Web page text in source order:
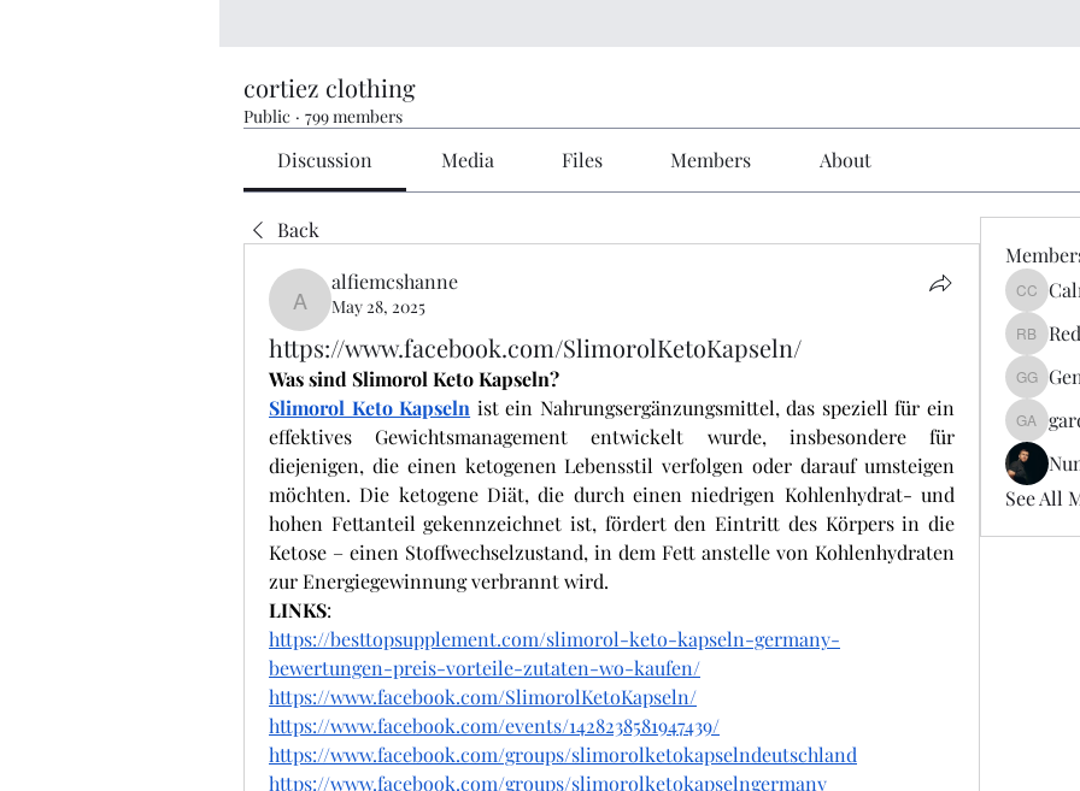
cortiez clothing
Public · 799 members
Discussion Media Files Members About
Back
alfiemcshanne
alfiemcshanne
May 28, 2025
https://www.facebook.com/SlimorolKetoKapseln/
Was sind Slimorol Keto Kapseln?
Slimorol Keto Kapseln ist ein Nahrungsergänzungsmittel, das speziell für ein
effektives Gewichtsmanagement entwickelt wurde, insbesondere für
diejenigen, die einen ketogenen Lebensstil verfolgen oder darauf umsteigen
möchten. Die ketogene Diät, die durch einen niedrigen Kohlenhydrat- und
hohen Fettanteil gekennzeichnet ist, fördert den Eintritt des Körpers in die
Ketose – einen Stoffwechselzustand, in dem Fett anstelle von Kohlenhydraten
zur Energiegewinnung verbrannt wird.
LINKS:
https://besttopsupplement.com/slimorol-keto-kapseln-germany-
bewertungen-preis-vorteile-zutaten-wo-kaufen/
https://www.facebook.com/SlimorolKetoKapseln/
https://www.facebook.com/events/1428238581947439/
https://www.facebook.com/groups/slimorolketokapselndeutschland
https://www.facebook.com/groups/slimorolketokapselngermany
Reddy
gardner
See All